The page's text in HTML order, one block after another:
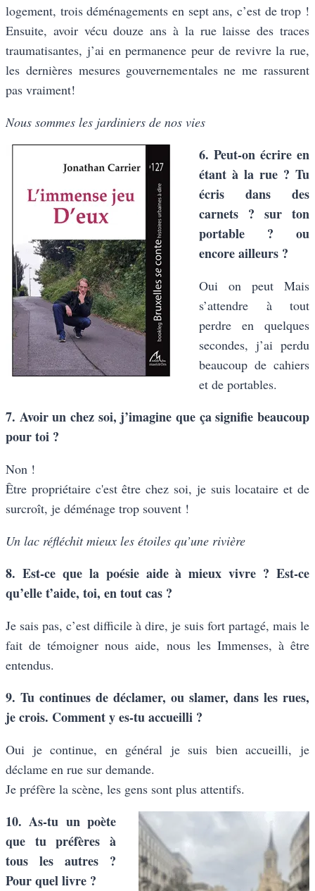
logement, trois déménagements en sept ans, c’est de trop !
Ensuite, avoir vécu douze ans à la rue laisse des traces
traumatisantes, j’ai en permanence peur de revivre la rue,
les dernières mesures gouvernementales ne me rassurent
pas vraiment!
Nous sommes les jardiniers de nos vies
6. Peut-on écrire en
étant à la rue ? Tu
écris dans des
carnets ? sur ton
portable ? ou
encore ailleurs ?
Oui on peut Mais
s’attendre à tout
perdre en quelques
secondes, j’ai perdu
beaucoup de cahiers
et de portables.
7. Avoir un chez soi, j’imagine que ça signifie beaucoup
pour toi ?
Non !
Être propriétaire c'est être chez soi, je suis locataire et de
surcroît, je déménage trop souvent !
Un lac réfléchit mieux les étoiles qu’une rivière
8. Est-ce que la poésie aide à mieux vivre ? Est-ce
qu’elle t’aide, toi, en tout cas ?
Je sais pas, c’est difficile à dire, je suis fort partagé, mais le
fait de témoigner nous aide, nous les Immenses, à être
entendus.
9. Tu continues de déclamer, ou slamer, dans les rues,
je crois. Comment y es-tu accueilli ?
Oui je continue, en général je suis bien accueilli, je
déclame en rue sur demande.
Je préfère la scène, les gens sont plus attentifs.
10. As-tu un poète
que tu préfères à
tous les autres ?
Pour quel livre ?